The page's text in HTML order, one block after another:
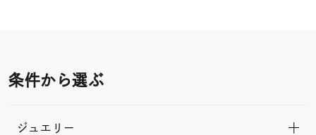
条件から選ぶ
ジュエリー